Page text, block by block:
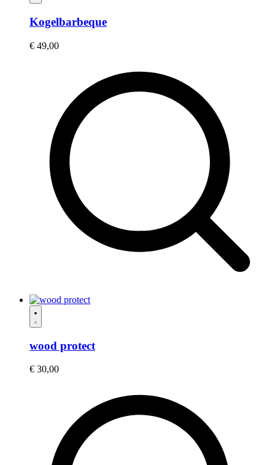
Kogelbarbeque
€ 49,00
wood protect
€ 30,00